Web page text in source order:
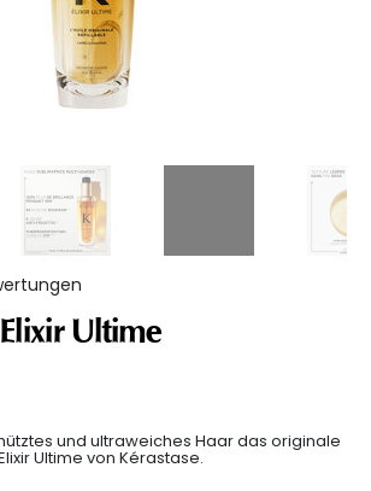
Ultime
und ultraweiches Haar das originale
Ultime von Kérastase.